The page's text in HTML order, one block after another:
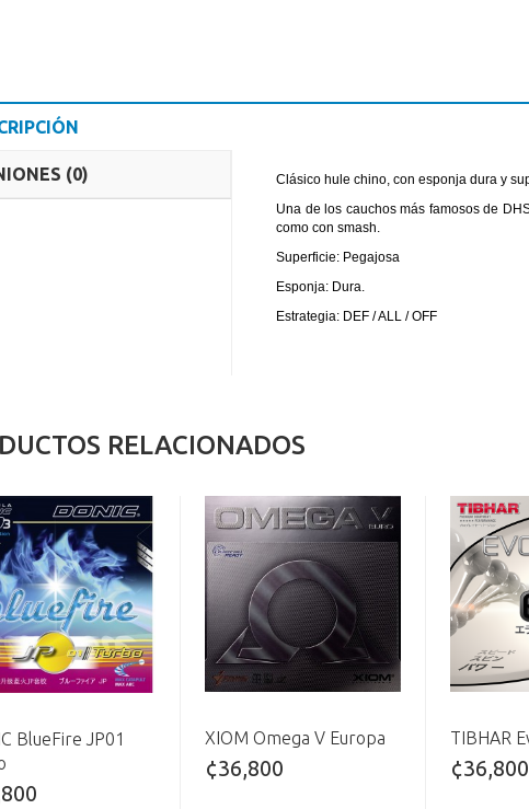
(0)
Clásico hule chino, con esponja dura y
Una de los cauchos más famosos de
como con smash.
Superficie: Pegajosa
Esponja: Dura.
Estrategia: DEF / ALL / OFF
RELACIONADOS
BlueFire JP01
XIOM Omega V Europa
¢36,800
TIBHAR
¢36,800